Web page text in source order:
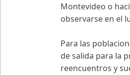
Montevideo o
observarse en el
Para las
de salida para la
reencuentros y